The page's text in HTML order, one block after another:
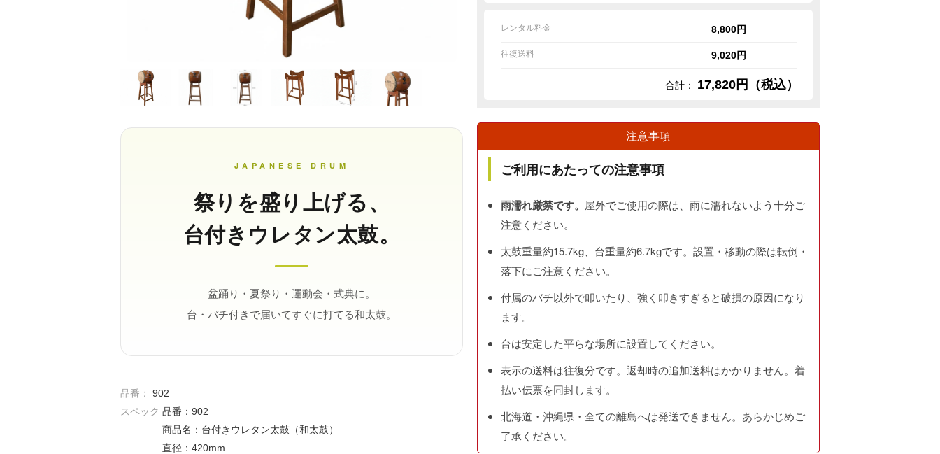
JAPANESE DRUM
祭りを盛り上げる、
台付きウレタン太鼓。
盆踊り・夏祭り・運動会・式典に。
台・バチ付きで届いてすぐに打てる和太鼓。
品番：
902
スペック 品番：902
商品名：台付きウレタン太鼓（和太鼓）
直径：420mm
レンタル料金 8,800円
往復送料 9,020円
合計： 17,820円（税込）
注意事項
ご利用にあたっての注意事項
雨濡れ厳禁です。 屋外でご使用の際は、雨に濡れないよう十分ご
注意ください。
太鼓重量約15.7kg、台重量約6.7kgです。設置・移動の際は転倒・
落下にご注意ください。
付属のバチ以外で叩いたり、強く叩きすぎると破損の原因になり
ます。
台は安定した平らな場所に設置してください。
表示の送料は往復分です。返却時の追加送料はかかりません。着
払い伝票を同封します。
北海道・沖縄県・全ての離島へは発送できません。あらかじめご
了承ください。